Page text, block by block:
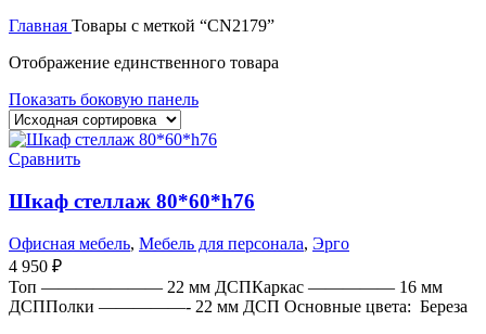
Главная Товары с меткой “CN2179”
Отображение единственного товара
Показать боковую панель
Сравнить
Шкаф стеллаж 80*60*h76
Офисная мебель, Мебель для персонала, Эрго
4 950 ₽
Топ ——————— 22 мм ДСПКаркас ————— 16 мм
ДСППолки —————- 22 мм ДСП Основные цвета: Береза